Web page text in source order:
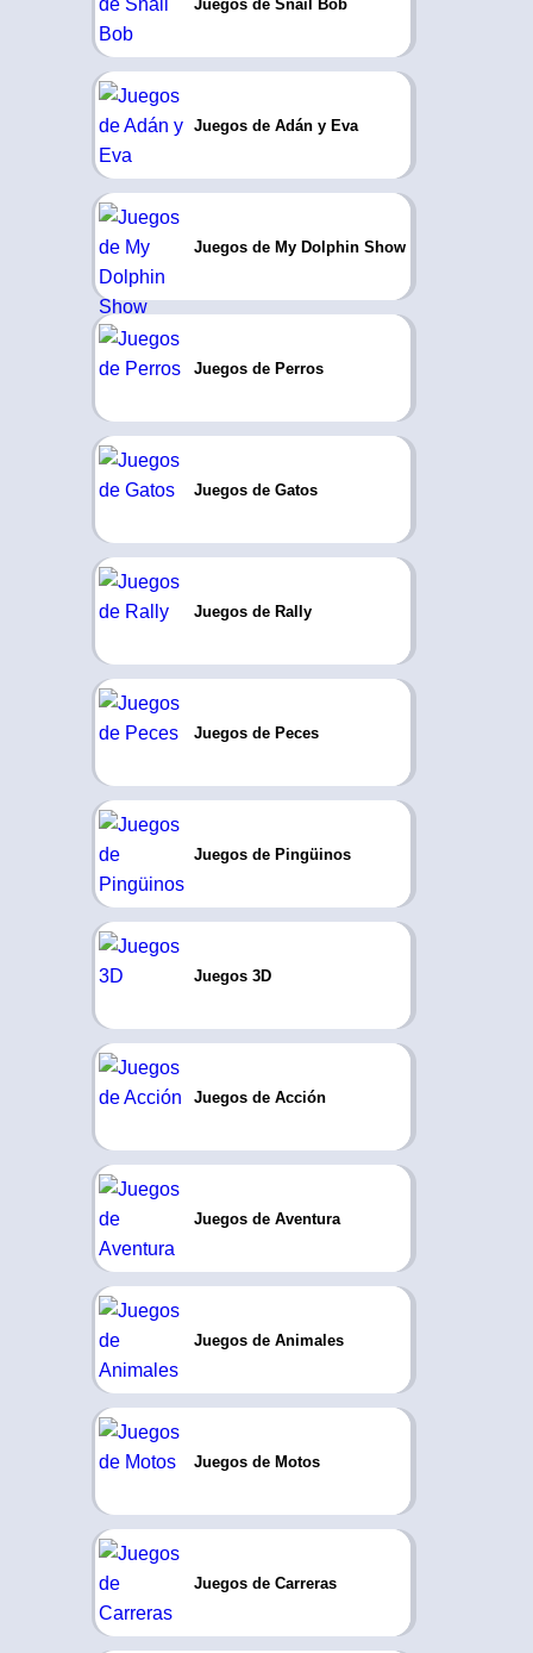
Juegos de Snail Bob
Juegos de Adán y Eva
Juegos de My Dolphin Show
Juegos de Perros
Juegos de Gatos
Juegos de Rally
Juegos de Peces
Juegos de Pingüinos
Juegos 3D
Juegos de Acción
Juegos de Aventura
Juegos de Animales
Juegos de Motos
Juegos de Carreras